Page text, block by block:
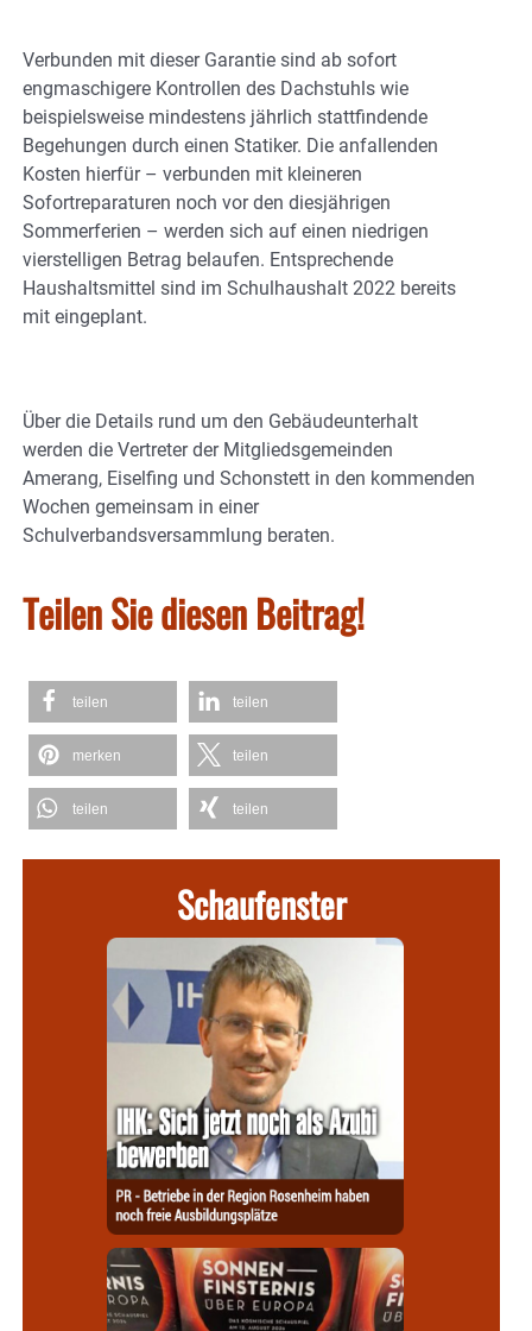
Verbunden mit dieser Garantie sind ab sofort
engmaschigere Kontrollen des Dachstuhls wie
beispielsweise mindestens jährlich stattfindende
Begehungen durch einen Statiker. Die anfallenden
Kosten hierfür – verbunden mit kleineren
Sofortreparaturen noch vor den diesjährigen
Sommerferien – werden sich auf einen niedrigen
vierstelligen Betrag belaufen. Entsprechende
Haushaltsmittel sind im Schulhaushalt 2022 bereits
mit eingeplant.
Über die Details rund um den Gebäudeunterhalt
werden die Vertreter der Mitgliedsgemeinden
Amerang, Eiselfing und Schonstett in den kommenden
Wochen gemeinsam in einer
Schulverbandsversammlung beraten.
Teilen Sie diesen Beitrag!
teilen teilen
merken teilen
teilen teilen
Schaufenster